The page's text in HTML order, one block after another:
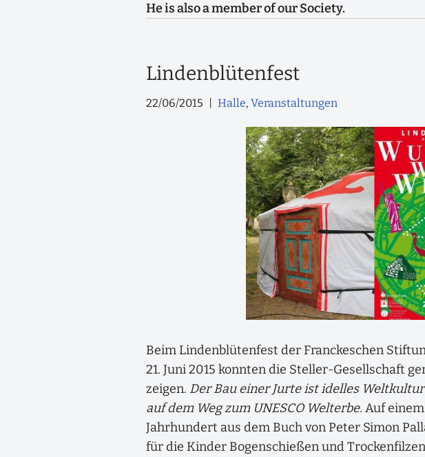
He is also a member of our Society.
Lindenblütenfest
22/06/2015 Halle, Veranstaltungen
Beim Lindenblütenfest der Franckeschen
21. Juni 2015 konnten die Steller-Gesellschaft
zeigen. Der Bau einer Jurte ist idelles
auf dem Weg zum UNESCO Welterbe. Auf
Jahrhundert aus dem Buch von Peter Simon
für die Kinder Bogenschießen und